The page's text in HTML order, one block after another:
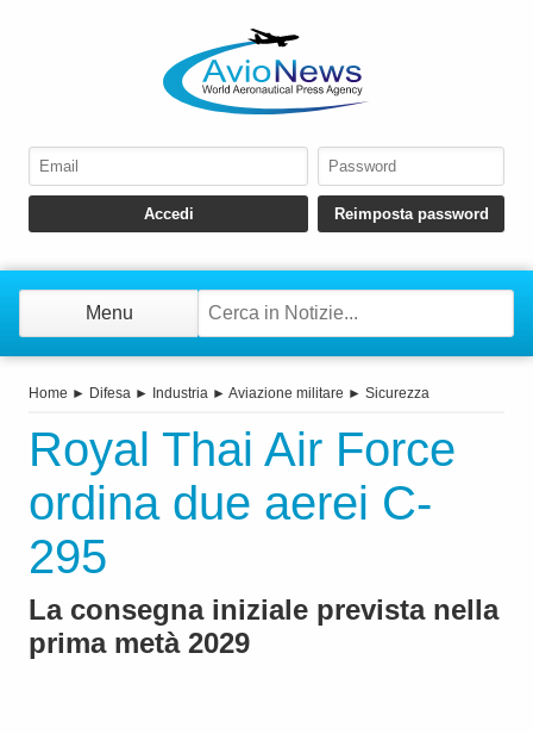
Menu
Home ► Difesa ► Industria ► Aviazione militare ► Sicurezza
Royal Thai Air Force
ordina due aerei C-
295
La consegna iniziale prevista nella
prima metà 2029